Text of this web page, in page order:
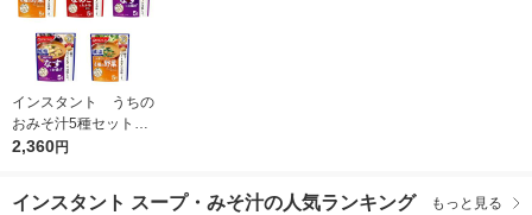
インスタント うちの
おみそ汁5種セット
1箱(25食入) アマノ
2,360円
インスタント スープ・みそ汁の人気ランキング もっと見る